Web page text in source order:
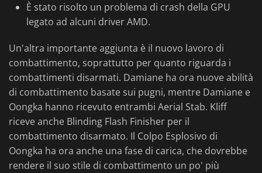
È stato risolto un problema di crash della GPU
legato ad alcuni driver AMD.
Un'altra importante aggiunta è il nuovo lavoro di
combattimento, soprattutto per quanto riguarda i
combattimenti disarmati. Damiane ha ora nuove abilità
di combattimento basate sui pugni, mentre Damiane e
Oongka hanno ricevuto entrambi Aerial Stab. Kliff
riceve anche Blinding Flash Finisher per il
combattimento disarmato. Il Colpo Esplosivo di
Oongka ha ora anche una fase di carica, che dovrebbe
rendere il suo stile di combattimento un po' più